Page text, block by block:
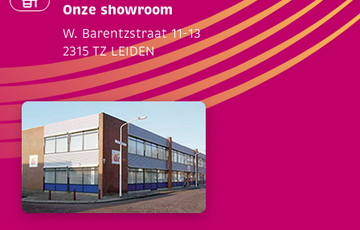
Onze showroom
W. Barentzstraat 11-13
2315 TZ LEIDEN